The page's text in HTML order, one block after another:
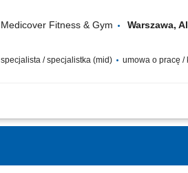
Medicover Fitness & Gym Warszawa,
specjalista / specjalistka (mid) umowa o pracę /
Poszukiwany doświadczony i zaangażowany